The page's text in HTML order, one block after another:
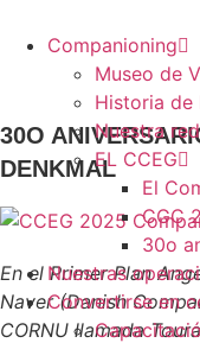
Companioning
Museo de
Historia de
Nuestra
EL CCEG
El
CGC
30o
Nuestras
Convertirse en
30O
DENKMAL
En el Primer Plan
Naver (Danish
CORNU llamada